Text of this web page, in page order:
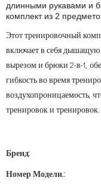
длинными рукавами и
комплект из 2
Этот тренировочный
включает в себя
вырезом и брюки 2-в-1,
гибкость во время
воздухопроницаемость,
тренировок и тренировок.
Бренд:
Номер Модели.: